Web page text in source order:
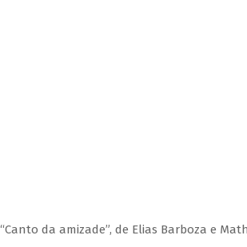
da amizade”, de Elias Barboza e